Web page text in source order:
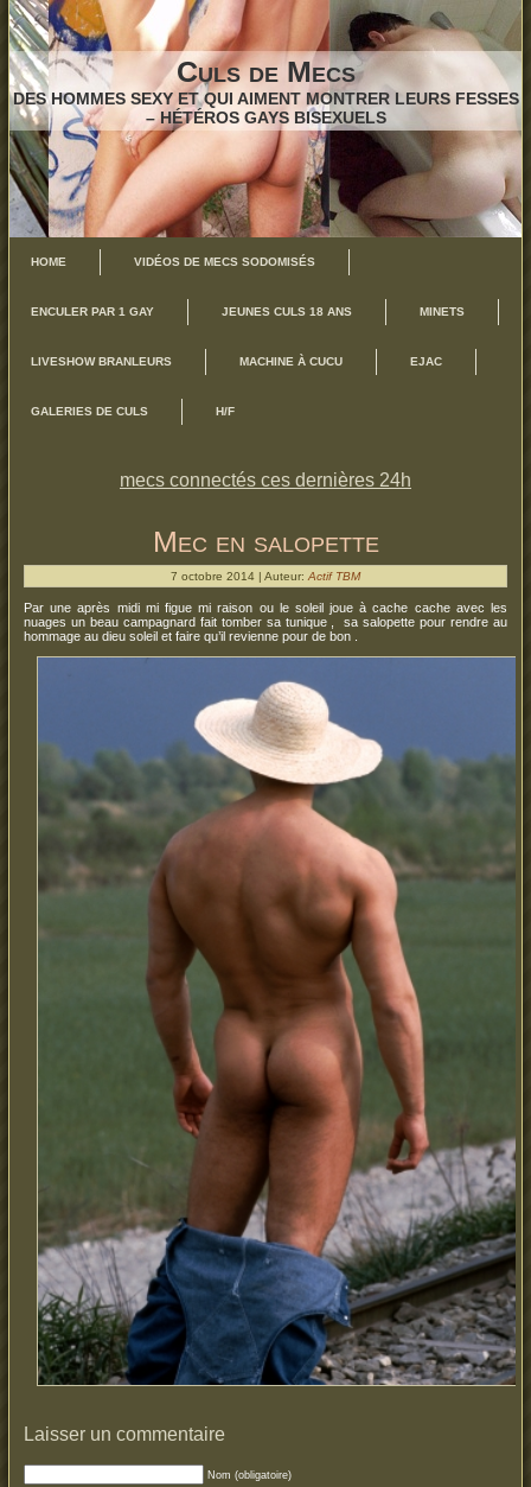
Culs de Mecs
DES HOMMES SEXY ET QUI AIMENT MONTRER LEURS FESSES
– HÉTÉROS GAYS BISEXUELS
HOME VIDÉOS DE MECS SODOMISÉS
ENCULER PAR 1 GAY JEUNES CULS 18 ANS MINETS
LIVESHOW BRANLEURS MACHINE À CUCU EJAC
GALERIES DE CULS H/F
mecs connectés ces dernières 24h
Mec en salopette
7 octobre 2014 | Auteur: Actif TBM
Par une après midi mi figue mi raison ou le soleil joue à cache cache avec les
nuages un beau campagnard fait tomber sa tunique , sa salopette pour rendre au
hommage au dieu soleil et faire qu’il revienne pour de bon .
Laisser un commentaire
Nom (obligatoire)